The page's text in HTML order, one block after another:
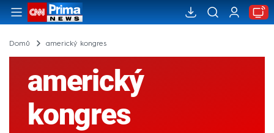
Domů americký kongres
americký
kongres